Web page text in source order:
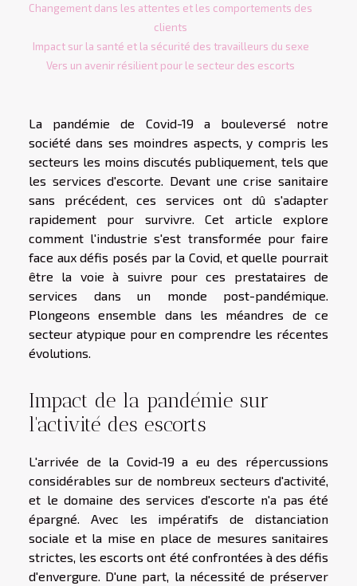
Changement dans les attentes et les comportements des
clients
Impact sur la santé et la sécurité des travailleurs du sexe
Vers un avenir résilient pour le secteur des escorts
La pandémie de Covid-19 a bouleversé notre
société dans ses moindres aspects, y compris les
secteurs les moins discutés publiquement, tels que
les services d'escorte. Devant une crise sanitaire
sans précédent, ces services ont dû s'adapter
rapidement pour survivre. Cet article explore
comment l'industrie s'est transformée pour faire
face aux défis posés par la Covid, et quelle pourrait
être la voie à suivre pour ces prestataires de
services dans un monde post-pandémique.
Plongeons ensemble dans les méandres de ce
secteur atypique pour en comprendre les récentes
évolutions.
Impact de la pandémie sur
l'activité des escorts
L'arrivée de la Covid-19 a eu des répercussions
considérables sur de nombreux secteurs d'activité,
et le domaine des services d'escorte n'a pas été
épargné. Avec les impératifs de distanciation
sociale et la mise en place de mesures sanitaires
strictes, les escorts ont été confrontées à des défis
d'envergure. D'une part, la nécessité de préserver